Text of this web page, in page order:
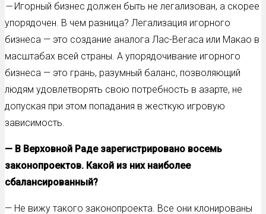
— Игорный бизнес должен быть не легализован, а скорее
упорядочен. В чем разница? Легализация игорного
бизнеса — это создание аналога Лас-Вегаса или Макао в
масштабах всей страны. А упорядочивание игорного
бизнеса — это грань, разумный баланс, позволяющий
людям удовлетворять свою потребность в азарте, не
допуская при этом попадания в жесткую игровую
зависимость.
— В Верховной Раде зарегистрировано восемь
законопроектов. Какой из них наиболее
сбалансированный?
— Не вижу такого законопроекта. Все они клонированы